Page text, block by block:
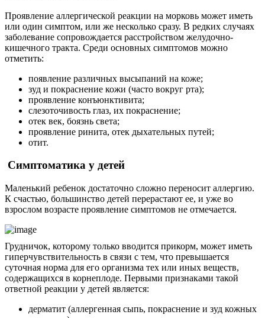
Проявление аллергической реакции на морковь может иметь
или один симптом, или же несколько сразу. В редких случаях
заболевание сопровождается расстройством желудочно-
кишечного тракта. Среди основных симптомов можно
отметить:
появление различных высыпаний на коже;
зуд и покраснение кожи (часто вокруг рта);
проявление конъюнктивита;
слезоточивость глаз, их покраснение;
отек век, боязнь света;
проявление ринита, отек дыхательных путей;
отит.
Симптоматика у детей
Маленький ребенок достаточно сложно переносит аллергию.
К счастью, большинство детей перерастают ее, и уже во
взрослом возрасте проявление симптомов не отмечается.
Грудничок, которому только вводится прикорм, может иметь
гиперчувствительность в связи с тем, что превышается
суточная норма для его организма тех или иных веществ,
содержащихся в корнеплоде. Первыми признаками такой
ответной реакции у детей является:
дерматит (аллергенная сыпь, покраснение и зуд кожных